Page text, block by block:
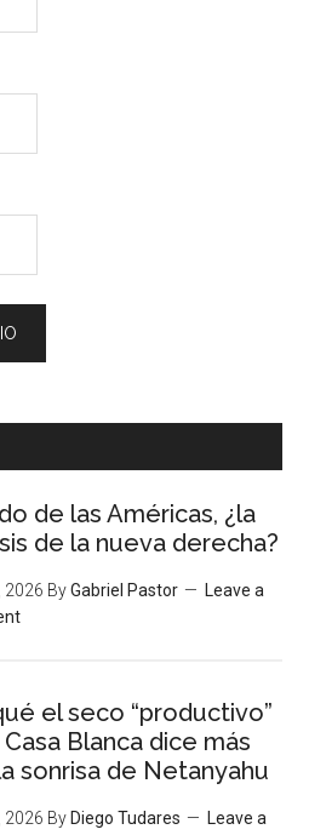
de las Américas, ¿la
de la nueva derecha?
2026 ByGabriel Pastor
Leave a
el seco “productivo”
Blanca dice más
sonrisa de Netanyahu
2026 ByDiego Tudares
Leave a